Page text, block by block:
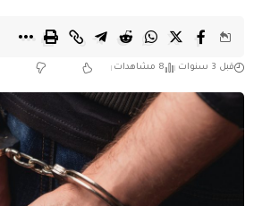
قبل 3 سنوات 8 مشاهدات